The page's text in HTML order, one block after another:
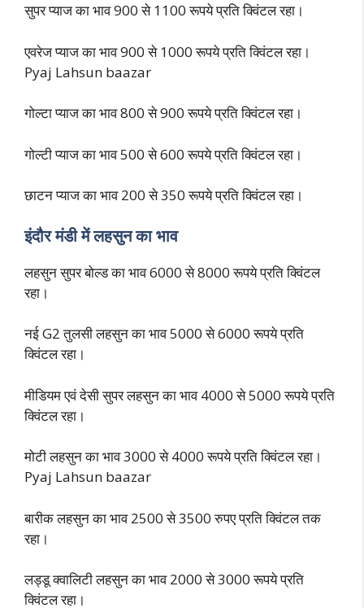
सुपर प्याज का भाव 900 से 1100 रूपये प्रति क्विंटल रहा।
एवरेज प्याज का भाव 900 से 1000 रूपये प्रति क्विंटल रहा।
Pyaj Lahsun baazar
गोल्टा प्याज का भाव 800 से 900 रूपये प्रति क्विंटल रहा।
गोल्टी प्याज का भाव 500 से 600 रूपये प्रति क्विंटल रहा।
छाटन प्याज का भाव 200 से 350 रूपये प्रति क्विंटल रहा।
इंदौर मंडी में लहसुन का भाव
लहसुन सुपर बोल्ड का भाव 6000 से 8000 रूपये प्रति क्विंटल
रहा।
नई G2 तुलसी लहसुन का भाव 5000 से 6000 रूपये प्रति
क्विंटल रहा।
मीडियम एवं देसी सुपर लहसुन का भाव 4000 से 5000 रूपये प्रति
क्विंटल रहा।
मोटी लहसुन का भाव 3000 से 4000 रूपये प्रति क्विंटल रहा।
Pyaj Lahsun baazar
बारीक लहसुन का भाव 2500 से 3500 रुपए प्रति क्विंटल तक
रहा।
लड्डू क्वालिटी लहसुन का भाव 2000 से 3000 रूपये प्रति
क्विंटल रहा।